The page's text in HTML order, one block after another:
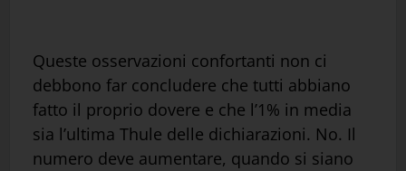
Queste osservazioni confortanti non ci
debbono far concludere che tutti abbiano
fatto il proprio dovere e che l’1% in media
sia l’ultima Thule delle dichiarazioni. No. Il
numero deve aumentare, quando si siano